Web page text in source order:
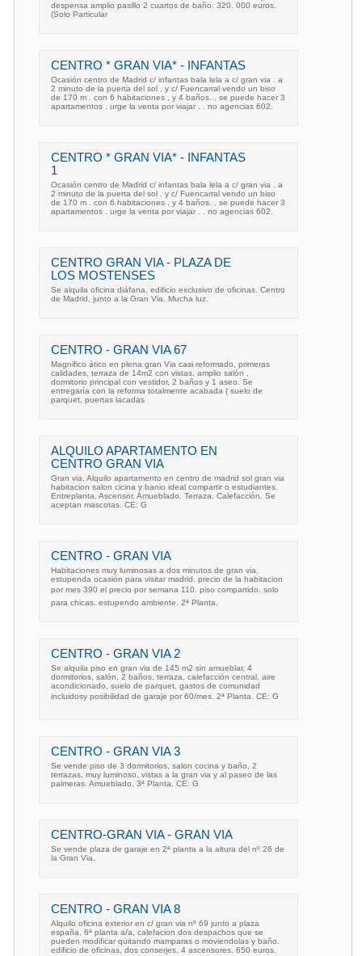
despensa amplio pasillo 2 cuartos de baño. 320. 000 euros.
(Solo Particular
CENTRO * GRAN VIA* - INFANTAS
Ocasión centro de Madrid c/ infantas bala lela a c/ gran via . a
2 minuto de la puerta del sol . y c/ Fuencarral vendo un biso
de 170 m . con 6 habitaciones , y 4 baños. . se puede hacer 3
apartamentos . urge la venta por viajar . . no agencias 602.
CENTRO * GRAN VIA* - INFANTAS
1
Ocasión centro de Madrid c/ infantas bala lela a c/ gran via . a
2 minuto de la puerta del sol . y c/ Fuencarral vendo un biso
de 170 m . con 6 habitaciones , y 4 baños. . se puede hacer 3
apartamentos . urge la venta por viajar . . no agencias 602.
CENTRO GRAN VIA - PLAZA DE
LOS MOSTENSES
Se alquila oficina diáfana, edificio exclusivo de oficinas. Centro
de Madrid, junto a la Gran Via. Mucha luz.
CENTRO - GRAN VIA 67
Magnifico ático en plena gran Via casi reformado, primeras
calidades, terraza de 14m2 con vistas, amplio salón ,
dormitorio principal con vestidor, 2 baños y 1 aseo. Se
entregaría con la reforma totalmente acabada ( suelo de
parquet, puertas lacadas
ALQUILO APARTAMENTO EN
CENTRO GRAN VIA
Gran via. Alquilo apartamento en centro de madrid sol gran via
habitacion salon cicina y banio ideal compartir o estudiantes.
Entreplanta. Ascensor. Amueblado. Terraza. Calefacción. Se
aceptan mascotas. CE: G
CENTRO - GRAN VIA
Habitaciones muy luminosas a dos minutos de gran via.
estupenda ocasión para visitar madrid. precio de la habitacion
por mes 390 el precio por semana 110. piso compartido. solo
para chicas. estupendo ambiente. 2ª Planta.
CENTRO - GRAN VIA 2
Se alquila piso en gran via de 145 m2 sin amueblar, 4
dormitorios, salón, 2 baños, terraza, calefacción central, aire
acondicionado, suelo de parquet, gastos de comunidad
incluidosy posibilidad de garaje por 60/mes. 2ª Planta. CE: G
CENTRO - GRAN VIA 3
Se vende piso de 3 dormitorios, salon cocina y baño, 2
terrazas, muy luminoso, vistas a la gran via y al paseo de las
palmeras. Amueblado. 3ª Planta. CE: G
CENTRO-GRAN VIA - GRAN VIA
Se vende plaza de garaje en 2ª planta a la altura del nº 26 de
la Gran Via.
CENTRO - GRAN VIA 8
Alquilo oficina exterior en c/ gran via nº 69 junto a plaza
españa, 6ª planta a/a, calefacion dos despachos que se
pueden modificar quitando mamparas o moviendolas y baño.
edificio de oficinas, dos conserjes, 4 ascensores. 650 euros.